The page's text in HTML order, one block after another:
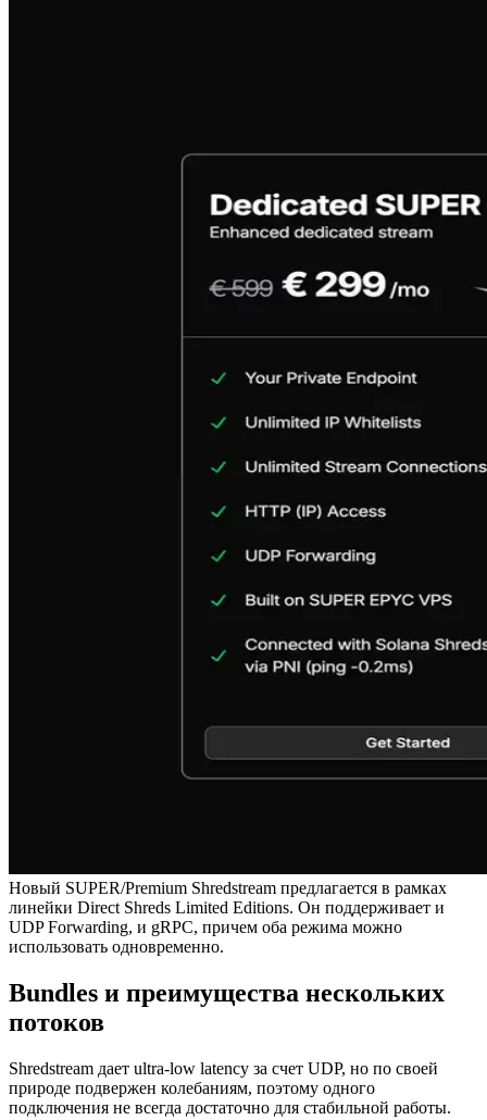
Новый SUPER/Premium Shredstream предлагается в рамках
линейки Direct Shreds Limited Editions. Он поддерживает и
UDP Forwarding, и gRPC, причем оба режима можно
использовать одновременно.
Bundles и преимущества нескольких
потоков
Shredstream дает ultra-low latency за счет UDP, но по своей
природе подвержен колебаниям, поэтому одного
подключения не всегда достаточно для стабильной работы.